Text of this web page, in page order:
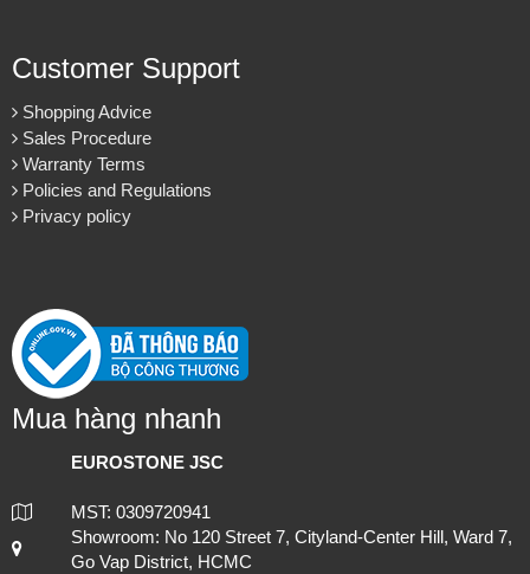
Lựa chọn đá ốp mặt bếp uy tín và chuyên nghiệp tại TP.HCM
Thi công hạng mục đá lát nền cho cách công trình, đảm bảo chất
lượng và tuổi thọ.
Customer Support
Shopping Advice
Sales Procedure
Warranty Terms
Policies and Regulations
Privacy policy
Mua hàng nhanh
EUROSTONE JSC
MST: 0309720941
Showroom: No 120 Street 7, Cityland-Center Hill, Ward 7,
Go Vap District, HCMC